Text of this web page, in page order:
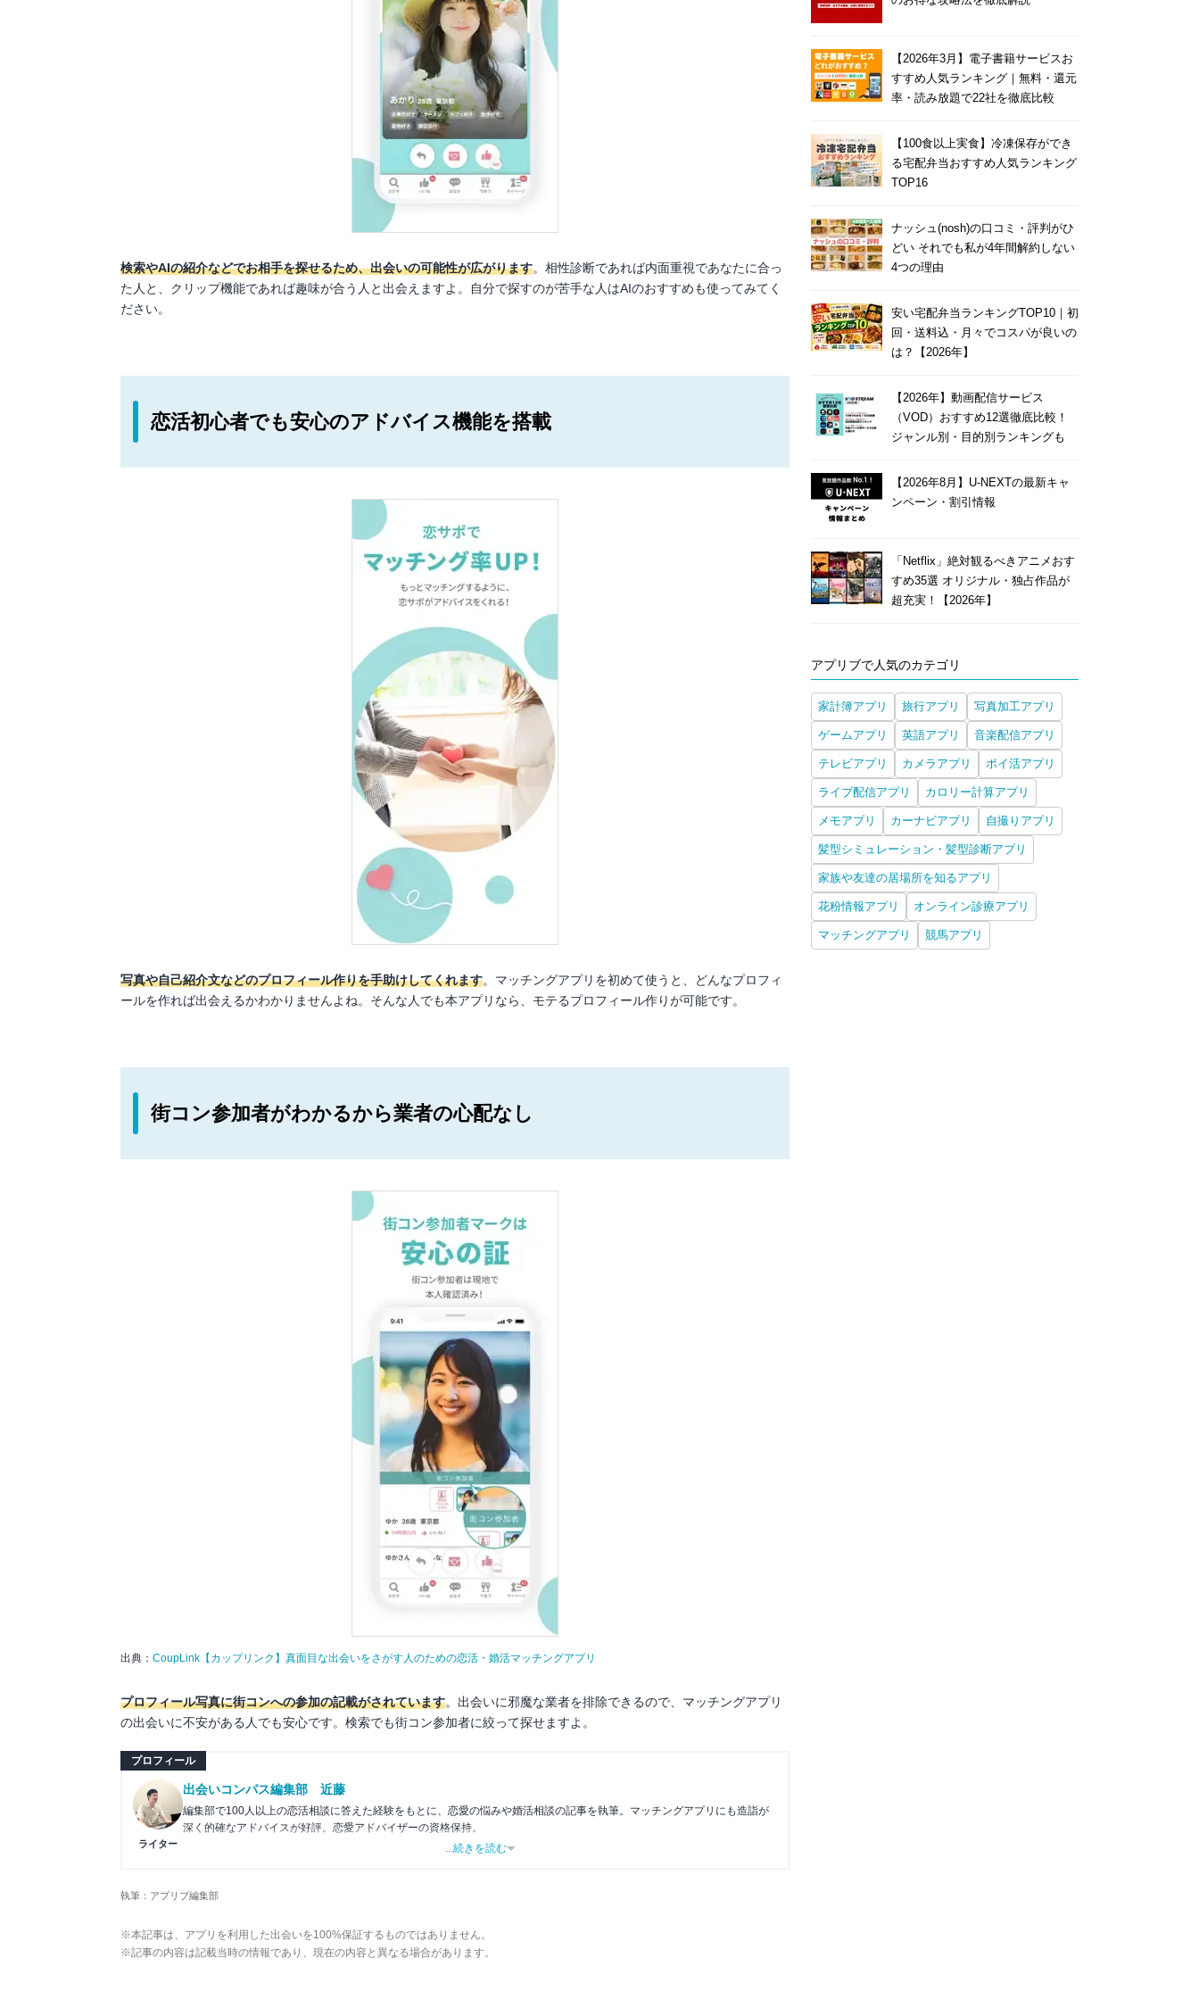
検索やAIの紹介などでお相手を探せるため、出会いの可能性が広がります。相性診断であれば内面重視であなたに合っ
た人と、クリップ機能であれば趣味が合う人と出会えますよ。自分で探すのが苦手な人はAIのおすすめも使ってみてく
ださい。
恋活初心者でも安心のアドバイス機能を搭載
写真や自己紹介文などのプロフィール作りを手助けしてくれます。マッチングアプリを初めて使うと、どんなプロフィ
ールを作れば出会えるかわかりませんよね。そんな人でも本アプリなら、モテるプロフィール作りが可能です。
街コン参加者がわかるから業者の心配なし
出典：CoupLink【カップリンク】真面目な出会いをさがす人のための恋活・婚活マッチングアプリ
プロフィール写真に街コンへの参加の記載がされています。出会いに邪魔な業者を排除できるので、マッチングアプリ
の出会いに不安がある人でも安心です。検索でも街コン参加者に絞って探せますよ。
プロフィール
ライター
出会いコンパス編集部 近藤
編集部で100人以上の恋活相談に答えた経験をもとに、恋愛の悩みや婚活相談の記事を執筆。マッチングアプリにも造詣が
深く的確なアドバイスが好評。恋愛アドバイザーの資格保持。
...続きを読む
執筆：アプリブ編集部
※本記事は、アプリを利用した出会いを100%保証するものではありません。
※記事の内容は記載当時の情報であり、現在の内容と異なる場合があります。
【2026年3月】電子書籍サービスお
すすめ人気ランキング｜無料・還元
率・読み放題で22社を徹底比較
【100食以上実食】冷凍保存ができ
る宅配弁当おすすめ人気ランキング
TOP16
ナッシュ(nosh)の口コミ・評判がひ
どい それでも私が4年間解約しない
4つの理由
安い宅配弁当ランキングTOP10｜初
回・送料込・月々でコスパが良いの
は？【2026年】
【2026年】動画配信サービス
（VOD）おすすめ12選徹底比較！
ジャンル別・目的別ランキングも
【2026年8月】U-NEXTの最新キャ
ンペーン・割引情報
「Netflix」絶対観るべきアニメおす
すめ35選 オリジナル・独占作品が
超充実！【2026年】
アプリブで人気のカテゴリ
家計簿アプリ 旅行アプリ 写真加工アプリ
ゲームアプリ 英語アプリ 音楽配信アプリ
テレビアプリ カメラアプリ ポイ活アプリ
ライブ配信アプリ カロリー計算アプリ
メモアプリ カーナビアプリ 自撮りアプリ
髪型シミュレーション・髪型診断アプリ
家族や友達の居場所を知るアプリ
花粉情報アプリ オンライン診療アプリ
マッチングアプリ 競馬アプリ